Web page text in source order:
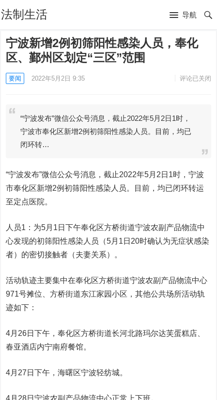
法制生活 导航
宁波新增2例初筛阳性感染人员，奉化
区、鄞州区划定“三区”范围
要闻 2022年5月2日 9:35 评论已关闭
“宁波发布”微信公众号消息，截止2022年5月2日1时，
宁波市奉化区新增2例初筛阳性感染人员。目前，均已
闭环转…
“宁波发布”微信公众号消息，截止2022年5月2日1时，宁波
市奉化区新增2例初筛阳性感染人员。目前，均已闭环转运
至定点医院。
人员1：为5月1日下午奉化区方桥街道宁波农副产品物流中
心发现的初筛阳性感染人员（5月1日20时确认为无症状感染
者）的密切接触者（夫妻关系）。
活动轨迹主要集中在奉化区方桥街道宁波农副产品物流中心
971号摊位、方桥街道东江家园小区，其他公共场所活动轨
迹如下：
4月26日下午，奉化区方桥街道长河北路玛尔达芙蛋糕店、
春亚酒店内宁南府餐馆。
4月27日下午，海曙区宁波轻纺城。
4月28日宁波农副产品物流中心正常上下班。